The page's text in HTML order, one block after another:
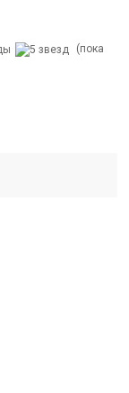
(пока